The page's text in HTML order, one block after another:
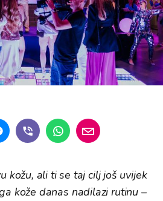
kožu, ali ti se taj cilj još uvijek
kože danas nadilazi rutinu –